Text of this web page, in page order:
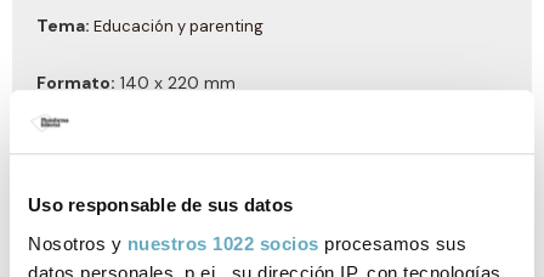
Uso responsable de sus datos
Nosotros y nuestros 1022 socios procesamos sus
datos personales, p.ej., su dirección IP, con tecnologías
Tema: Educación y parenting
Formato: 140 x 220 mm
Documentos relacionados